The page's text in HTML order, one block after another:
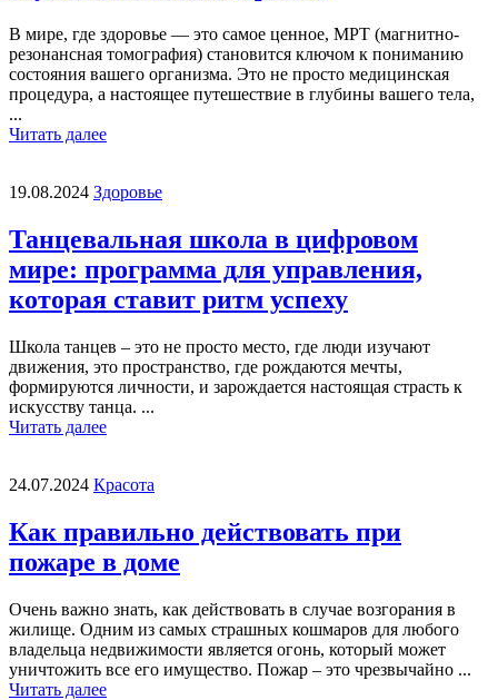
В мире, где здоровье — это самое ценное, МРТ (магнитно-
резонансная томография) становится ключом к пониманию
состояния вашего организма. Это не просто медицинская
процедура, а настоящее путешествие в глубины вашего тела,
...
Читать далее
19.08.2024 Здоровье
Танцевальная школа в цифровом
мире: программа для управления,
которая ставит ритм успеху
Школа танцев – это не просто место, где люди изучают
движения, это пространство, где рождаются мечты,
формируются личности, и зарождается настоящая страсть к
искусству танца. ...
Читать далее
24.07.2024 Красота
Как правильно действовать при
пожаре в доме
Очень важно знать, как действовать в случае возгорания в
жилище. Одним из самых страшных кошмаров для любого
владельца недвижимости является огонь, который может
уничтожить все его имущество. Пожар – это чрезвычайно ...
Читать далее